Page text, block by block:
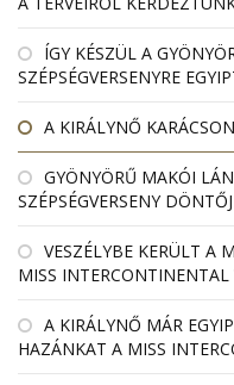
ÍGY KÉSZÜL A
SZÉPSÉGVERSENYRE
A KIRÁLYNŐ
GYÖNYÖRŰ MAKÓI
SZÉPSÉGVERSENY
VESZÉLYBE KERÜLT A
MISS INTERCONTINENTAL
A KIRÁLYNŐ MÁR
HAZÁNKAT A MISS